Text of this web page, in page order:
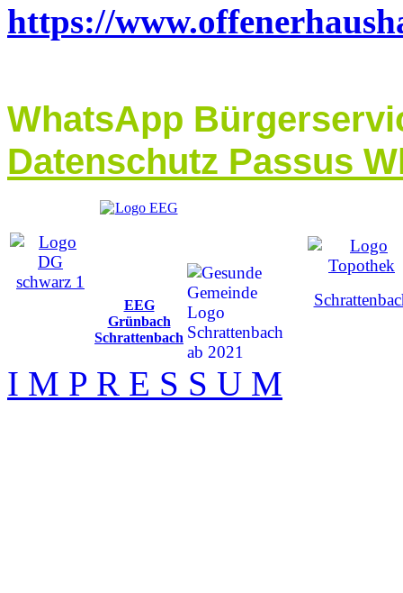
https://
WhatsApp
Datenschutz Passus
EEG
Grünbach
Schrattenbach
I M P R E S S U M